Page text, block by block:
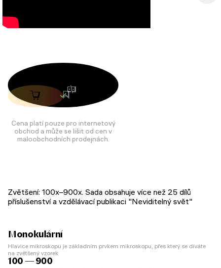
Cena platí pouze pro internetový
obchod a může se lišit od cen v
maloobchodních prodejnách.
Zvětšení: 100x–900x. Sada obsahuje více než 25 dílů
příslušenství a vzdělávací publikaci "Neviditelný svět"
Monokulární
Hlavice mikroskopu je základním prvkem mikroskopu, přes který se díváte
na zvětšený vzorek
100 — 900